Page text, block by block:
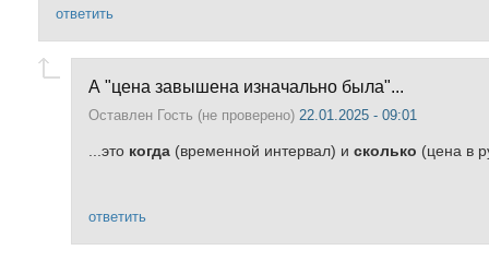
ответить
А "цена завышена изначально была"...
Оставлен Гость (не проверено) 22.01.2025 - 09:01
...это когда (временной интервал) и сколько (цена в
ответить